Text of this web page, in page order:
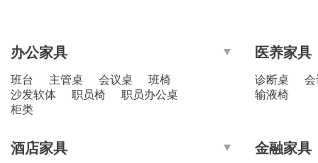
办公家具
班台 主管桌 会议桌
班椅
沙发软体
职员椅
职员办公桌
柜类
医养家具
诊断桌
会
输液椅
酒店家具 金融家具